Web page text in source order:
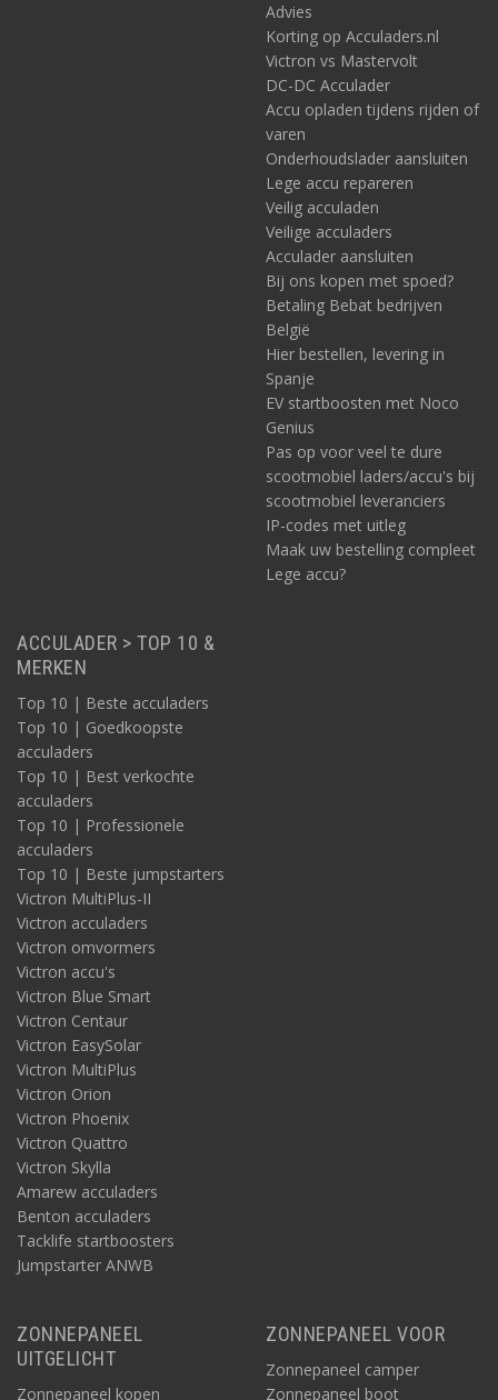
Advies
Korting op Acculaders.nl
Victron vs Mastervolt
DC-DC Acculader
Accu opladen tijdens rijden of
varen
Onderhoudslader aansluiten
Lege accu repareren
Veilig acculaden
Veilige acculaders
Acculader aansluiten
Bij ons kopen met spoed?
Betaling Bebat bedrijven
België
Hier bestellen, levering in
Spanje
EV startboosten met Noco
Genius
Pas op voor veel te dure
scootmobiel laders/accu's bij
scootmobiel leveranciers
IP-codes met uitleg
Maak uw bestelling compleet
Lege accu?
ACCULADER > TOP 10 &
MERKEN
Top 10 | Beste acculaders
Top 10 | Goedkoopste
acculaders
Top 10 | Best verkochte
acculaders
Top 10 | Professionele
acculaders
Top 10 | Beste jumpstarters
Victron MultiPlus-II
Victron acculaders
Victron omvormers
Victron accu's
Victron Blue Smart
Victron Centaur
Victron EasySolar
Victron MultiPlus
Victron Orion
Victron Phoenix
Victron Quattro
Victron Skylla
Amarew acculaders
Benton acculaders
Tacklife startboosters
Jumpstarter ANWB
ZONNEPANEEL
UITGELICHT
Zonnepaneel kopen
ZONNEPANEEL VOOR
Zonnepaneel camper
Zonnepaneel boot